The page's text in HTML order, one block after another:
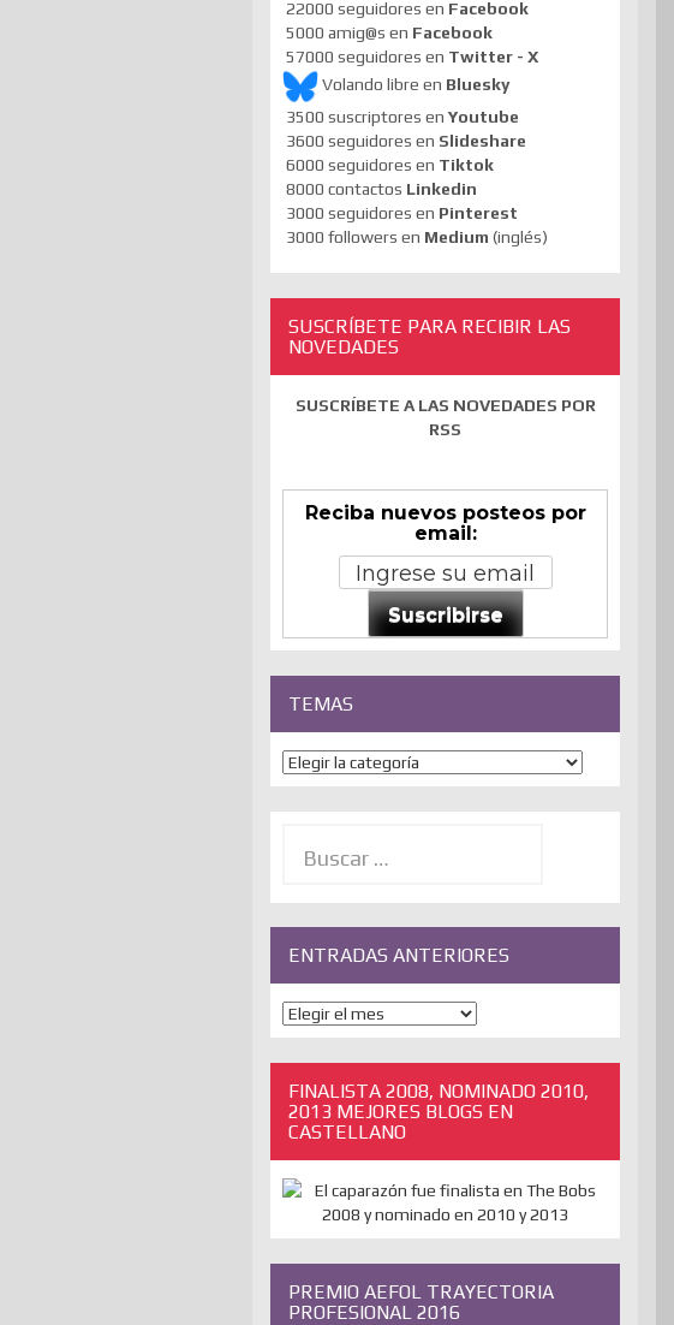
22000 seguidores en Facebook
5000 amig@s en Facebook
57000 seguidores en Twitter - X
Volando libre en Bluesky
3500 suscriptores en Youtube
3600 seguidores en Slideshare
6000 seguidores en Tiktok
8000 contactos Linkedin
3000 seguidores en Pinterest
3000 followers en Medium (inglés)
SUSCRÍBETE PARA RECIBIR LAS
NOVEDADES
SUSCRÍBETE A LAS NOVEDADES POR
RSS
Reciba nuevos posteos por
email:
Suscribirse
TEMAS
Temas
ENTRADAS ANTERIORES
ENTRADAS
ANTERIORES
FINALISTA 2008, NOMINADO 2010,
2013 MEJORES BLOGS EN
CASTELLANO
PREMIO AEFOL TRAYECTORIA
PROFESIONAL 2016